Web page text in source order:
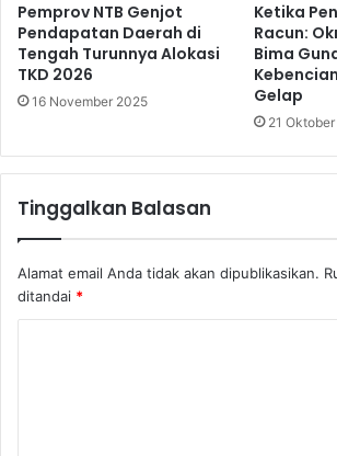
Pemprov NTB Genjot
Pendapatan Daerah di
Tengah Turunnya Alokasi
TKD 2026
16 November 2025
Ketika
Racun:
Bima
Gelap
21
Tinggalkan Balasan
Alamat email Anda tidak akan dipublikasikan.
ditandai *